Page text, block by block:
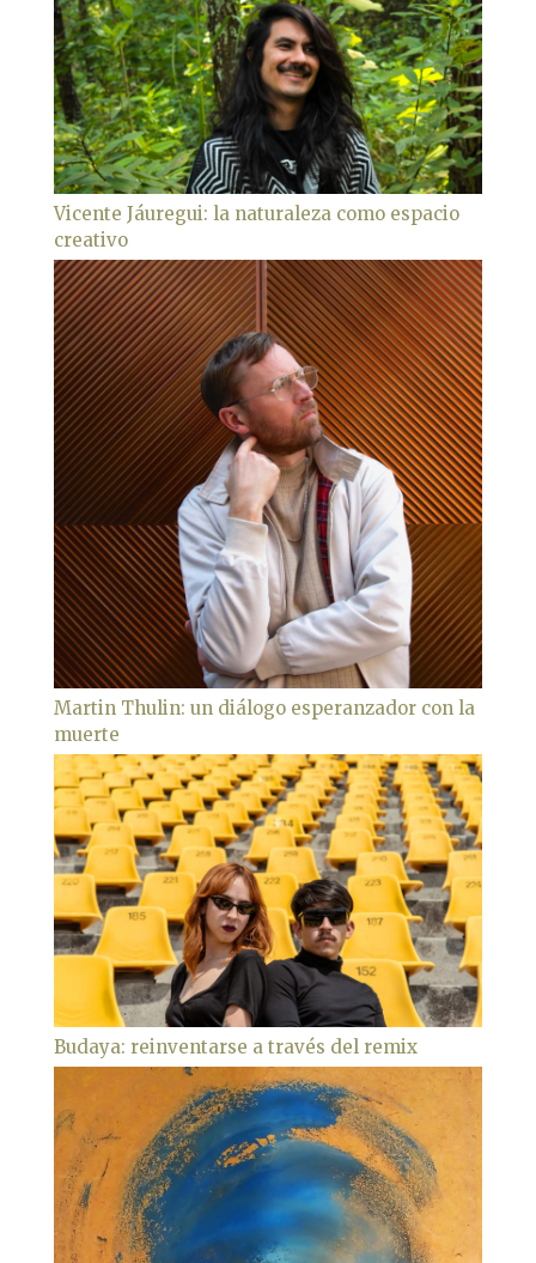
Vicente Jáuregui: la naturaleza como espacio
creativo
Martin Thulin: un diálogo esperanzador con la
muerte
Budaya: reinventarse a través del remix